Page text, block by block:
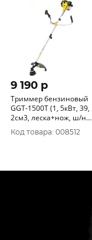
9 190 p
Триммер бензиновый
GGT-1500Т (1, 5кВт, 39,
2см3, леска+нож, ш/н)
Код товара: 008512